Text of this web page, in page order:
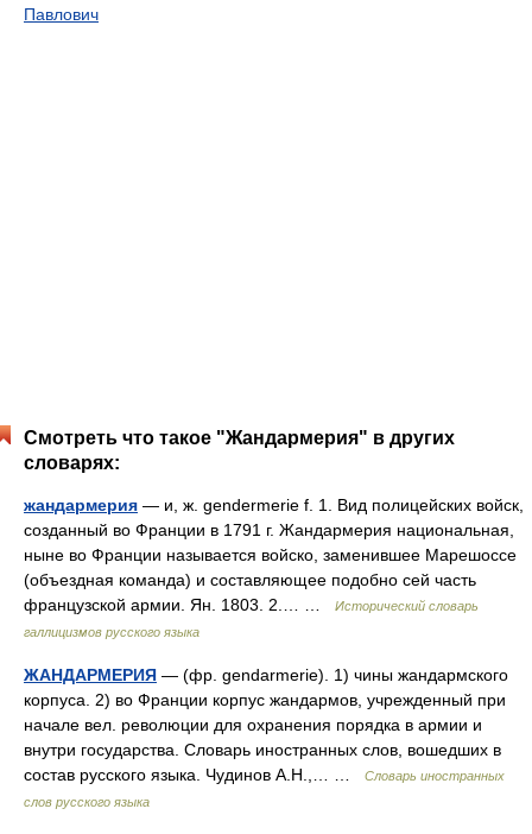
Павлович
Смотреть что такое "Жандармерия" в других
словарях:
жандармерия — и, ж. gendermerie f. 1. Вид полицейских войск,
созданный во Франции в 1791 г. Жандармерия национальная,
ныне во Франции называется войско, заменившее Марешоссе
(объездная команда) и составляющее подобно сей часть
французской армии. Ян. 1803. 2.… …
Исторический словарь
галлицизмов русского языка
ЖАНДАРМЕРИЯ — (фр. gendarmerie). 1) чины жандармского
корпуса. 2) во Франции корпус жандармов, учрежденный при
начале вел. революции для охранения порядка в армии и
внутри государства. Словарь иностранных слов, вошедших в
состав русского языка. Чудинов А.Н.,… …
Словарь иностранных
слов русского языка